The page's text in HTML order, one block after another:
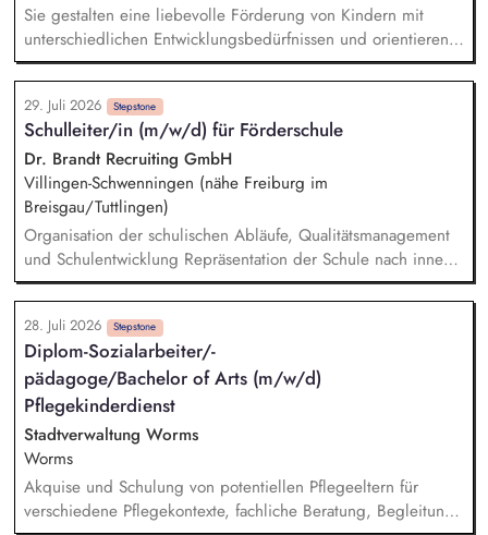
Sie gestalten eine liebevolle Förderung von Kindern mit
unterschiedlichen Entwicklungsbedürfnissen und orientieren
sich dabei an ihren individuellen Stärken und Ressourcen.
Sie begleiten die Kinder beim Übergang vom Kindergarten
in die Schule und unterstützen sie dabei, mehr
Selbstständigkeit und Vertrauen in die eigenen Fähigkeiten
zu entwickeln. Sie erstellen individuelle Förderpläne und
dokumentieren die Entwicklungsfortschritte der Kinder
fachlich und ressourcenorientiert. Sie arbeiten vertrauensvoll
mit Eltern, Schulen und weiteren Fachkräften zusammen und
gestalten gemeinsam bestmögliche
Entwicklungsbedingungen für die Kinder.
29. Juli 2026 Stepstone
Schulleiter/in (m/w/d) für Förderschule
Dr. Brandt Recruiting GmbH
Villingen-Schwenningen (nähe Freiburg im
Breisgau/Tuttlingen)
Organisation der schulischen Abläufe, Qualitätsmanagement
und Schulentwicklung Repräsentation der Schule nach innen
und außen Teilnahme an (dienstlichen) Veranstaltungen (z.B.
Konferenzen, Tag der offenen Tür, Empfänge) Gerne
Durchführung von Unterricht, der Stundenumfang kann
individuell abgesprochen werden
28. Juli 2026 Stepstone
Diplom-Sozialarbeiter/-
pädagoge/Bachelor of Arts (m/w/d)
Pflegekinderdienst
Stadtverwaltung Worms
Worms
Akquise und Schulung von potentiellen Pflegeeltern für
verschiedene Pflegekontexte, fachliche Beratung, Begleitung